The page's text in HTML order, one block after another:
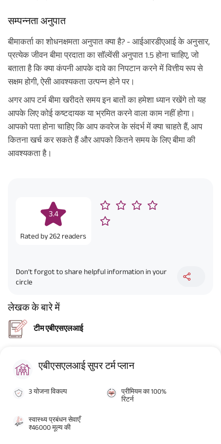
सम्पन्नता अनुपात
बीमाकर्ता का शोधनक्षमता अनुपात क्या है? - आईआरडीएआई के अनुसार,
प्रत्येक जीवन बीमा प्रदाता का सॉल्वेंसी अनुपात 1.5 होना चाहिए, जो
बताता है कि क्या कंपनी आपके दावे का निपटान करने में वित्तीय रूप से
सक्षम होगी, ऐसी आवश्यकता उत्पन्न होने पर।
अगर आप टर्म बीमा खरीदते समय इन बातों का हमेशा ध्यान रखेंगे तो यह
आपके लिए कोई कष्टदायक या भ्रमित करने वाला काम नहीं होगा।
आपको पता होना चाहिए कि आप कवरेज के संदर्भ में क्या चाहते हैं, आप
कितना खर्च कर सकते हैं और आपको कितने समय के लिए बीमा की
आवश्यकता है।
3.4
Rated by262 readers
Don’t forgot to share helpful information in your
circle
लेखक के बारे में
टीम एबीएसएलआई
एबीएसएलआई सुपर टर्म प्लान
3 योजना विकल्प
प्रीमियम का 100%
रिटर्न
स्वास्थ्य प्रबंधन सेवाएँ
₹46000 मूल्य की